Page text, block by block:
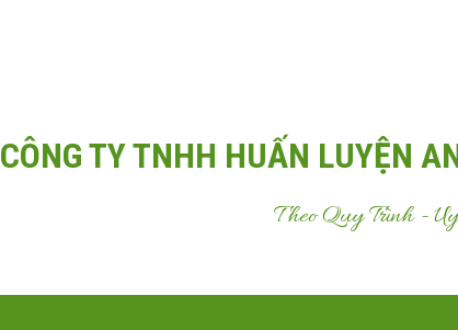
CÔNG TY TNHH HUẤN LUYỆN
Theo Quy Trình -